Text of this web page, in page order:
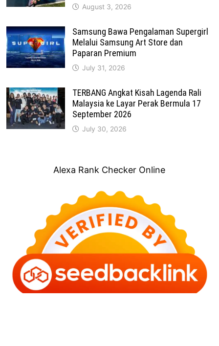
August 3, 2026
Samsung Bawa Pengalaman Supergirl
Melalui Samsung Art Store dan
Paparan Premium
July 31, 2026
TERBANG Angkat Kisah Lagenda Rali
Malaysia ke Layar Perak Bermula 17
September 2026
July 30, 2026
Alexa Rank Checker Online